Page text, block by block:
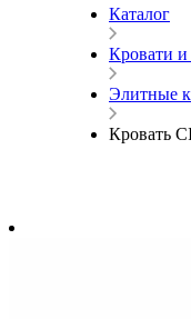
Каталог
Кровати
Элитные
Кровать